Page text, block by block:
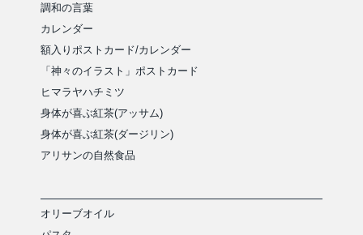
調和の言葉
カレンダー
額入りポストカード/カレンダー
「神々のイラスト」ポストカード
ヒマラヤハチミツ
身体が喜ぶ紅茶(アッサム)
身体が喜ぶ紅茶(ダージリン)
アリサンの自然食品
オリーブオイル